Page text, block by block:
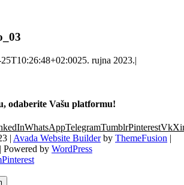
25. rujna 2023.|
odaberite Vašu platformu!
WhatsAppTelegramTumblrPinterestVk
| Avada Website Builderby ThemeFusion |
Powered by WordPress
Pinterest